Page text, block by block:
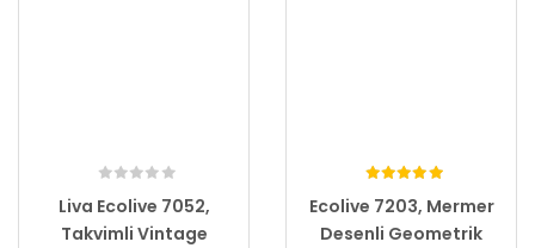
Liva Ecolive 7052,
Takvimli Vintage
Ecolive 7203, Mermer
Desenli Geometrik